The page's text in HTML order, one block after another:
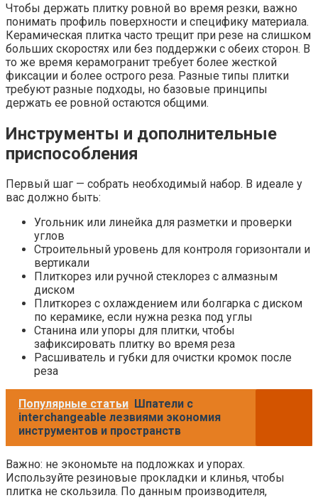
Чтобы держать плитку ровной во время резки, важно
понимать профиль поверхности и специфику материала.
Керамическая плитка часто трещит при резе на слишком
больших скоростях или без поддержки с обеих сторон. В
то же время керамогранит требует более жесткой
фиксации и более острого реза. Разные типы плитки
требуют разные подходы, но базовые принципы
держать ее ровной остаются общими.
Инструменты и дополнительные
приспособления
Первый шаг — собрать необходимый набор. В идеале у
вас должно быть:
Угольник или линейка для разметки и проверки
углов
Строительный уровень для контроля горизонтали и
вертикали
Плиткорез или ручной стеклорез с алмазным
диском
Плиткорез с охлаждением или болгарка с диском
по керамике, если нужна резка под углы
Станина или упоры для плитки, чтобы
зафиксировать плитку во время реза
Расшиватель и губки для очистки кромок после
реза
Популярные статьи Шпатели с
interchangeable лезвиями экономия
инструментов и пространств
Важно: не экономьте на подложках и упорах.
Используйте резиновые прокладки и клинья, чтобы
плитка не скользила. По данным производителя,